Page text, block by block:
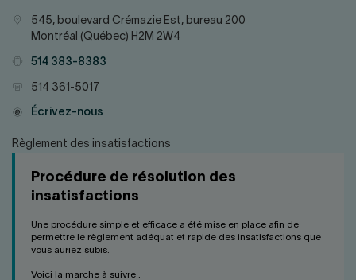
Adresse
545, boulevard Crémazie Est, bureau 200
Montréal (Québec) H2M 2W4
Téléphone
514 383-8383
Télécopieur
514 361-5017
CourrielÉcrivez-nous
Règlement des insatisfactions
Procédure de résolution des
insatisfactions
Une procédure simple et efficace a été mise en place afin de
permettre le règlement adéquat et rapide des insatisfactions que
vous auriez subis.
Voici la marche à suivre :